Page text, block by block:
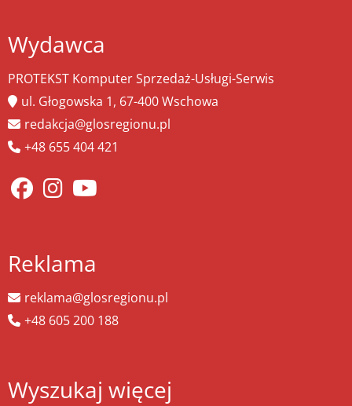
Wydawca
PROTEKST Komputer Sprzedaż-Usługi-Serwis
ul. Głogowska 1, 67-400 Wschowa
redakcja@glosregionu.pl
+48 655 404 421
Reklama
reklama@glosregionu.pl
+48 605 200 188
Wyszukaj więcej